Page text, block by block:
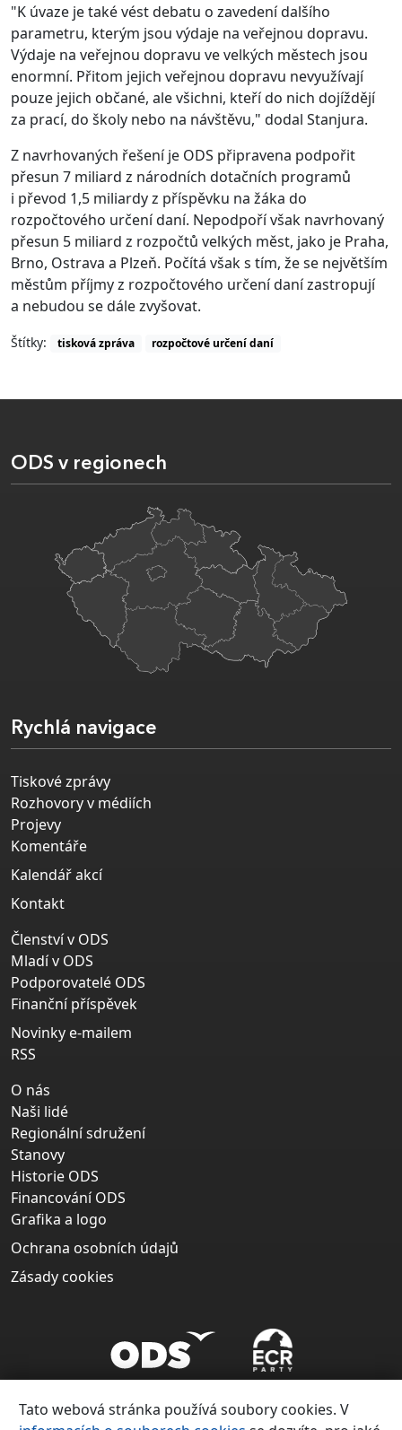
"K úvaze je také vést debatu o zavedení dalšího
parametru, kterým jsou výdaje na veřejnou dopravu.
Výdaje na veřejnou dopravu ve velkých městech jsou
enormní. Přitom jejich veřejnou dopravu nevyužívají
pouze jejich občané, ale všichni, kteří do nich dojíždějí
za prací, do školy nebo na návštěvu," dodal Stanjura.
Z navrhovaných řešení je ODS připravena podpořit
přesun 7 miliard z národních dotačních programů
i převod 1,5 miliardy z příspěvku na žáka do
rozpočtového určení daní. Nepodpoří však navrhovaný
přesun 5 miliard z rozpočtů velkých měst, jako je Praha,
Brno, Ostrava a Plzeň. Počítá však s tím, že se největším
městům příjmy z rozpočtového určení daní zastropují
a nebudou se dále zvyšovat.
Štítky: tisková zpráva rozpočtové určení daní
ODS v regionech
Rychlá navigace
Tiskové zprávy
Rozhovory v médiích
Projevy
Komentáře
Kalendář akcí
Kontakt
Členství v ODS
Mladí v ODS
Podporovatelé ODS
Finanční příspěvek
Novinky e-mailem
RSS
O nás
Naši lidé
Regionální sdružení
Stanovy
Historie ODS
Financování ODS
Grafika a logo
Ochrana osobních údajů
Zásady cookies
Tato webová stránka používá soubory cookies. V